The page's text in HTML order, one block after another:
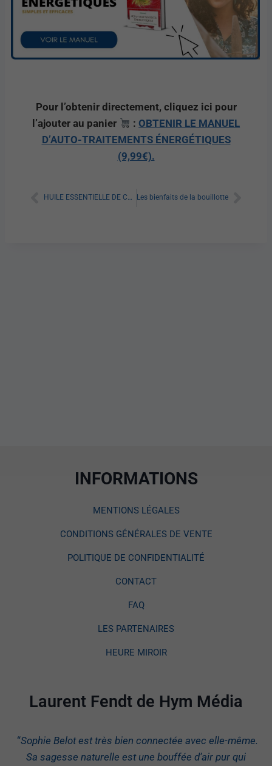
Pour l’obtenir directement, cliquez ici pour
l’ajouter au panier
: OBTENIR LE MANUEL
D’AUTO-TRAITEMENTS ÉNERGÉTIQUES
(9,99€).
HUILE ESSENTIELLE DE CANNELLE POUR MAIGRIR : TOUT SAVOIR Les bienfaits de la bouillotte
INFORMATIONS
MENTIONS LÉGALES
CONDITIONS GÉNÉRALES DE VENTE
POLITIQUE DE CONFIDENTIALITÉ
CONTACT
FAQ
LES PARTENAIRES
HEURE MIROIR
Laurent Fendt de Hym Média
“Sophie Belot est très bien connectée avec elle-même.
Sa sagesse naturelle est une bouffée d’air pur qui